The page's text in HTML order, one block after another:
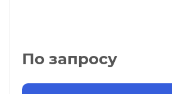
По запросу